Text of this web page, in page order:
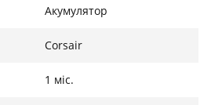
Акумулятор
Corsair
1 міс.